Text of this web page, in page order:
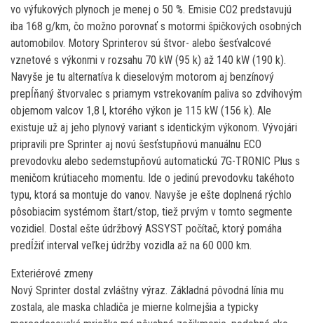
vo výfukových plynoch je menej o 50 %. Emisie CO2 predstavujú
iba 168 g/km, čo možno porovnať s motormi špičkových osobných
automobilov. Motory Sprinterov sú štvor- alebo šesťvalcové
vznetové s výkonmi v rozsahu 70 kW (95 k) až 140 kW (190 k).
Navyše je tu alternatíva k dieselovým motorom aj benzínový
prepĺňaný štvorvalec s priamym vstrekovaním paliva so zdvihovým
objemom valcov 1,8 l, ktorého výkon je 115 kW (156 k). Ale
existuje už aj jeho plynový variant s identickým výkonom. Vývojári
pripravili pre Sprinter aj novú šesťstupňovú manuálnu ECO
prevodovku alebo sedemstupňovú automatickú 7G-TRONIC Plus s
meničom krútiaceho momentu. Ide o jedinú prevodovku takéhoto
typu, ktorá sa montuje do vanov. Navyše je ešte doplnená rýchlo
pôsobiacim systémom štart/stop, tiež prvým v tomto segmente
vozidiel. Dostal ešte údržbový ASSYST počítač, ktorý pomáha
predĺžiť interval veľkej údržby vozidla až na 60 000 km.
Exteriérové zmeny
Nový Sprinter dostal zvláštny výraz. Základná pôvodná línia mu
zostala, ale maska chladiča je mierne kolmejšia a typicky